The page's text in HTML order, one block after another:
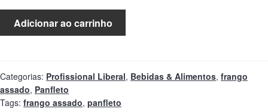
Adicionar ao carrinho
Categorias: Profissional Liberal, Bebidas & Alimentos, frango
assado, Panfleto
Tags: frango assado, panfleto